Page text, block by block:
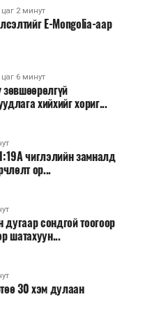
онцгойлон анхаарч
болгожээ.
бүртгэснээр мах
ил тод болно. Мөн
бусаар ашиглах
нэмэгдүүлэх,
гэж үзжээ.
шууд худалдан авах,
бүтээгдэхүүнээ
хүнсний ногооны нөөц
аж ахуйн нэгжүүдэд
цаг 2 минут
E-Mongolia-аар
цаг 6 минут
хийхийг хориг...
чиглэлийн замналд
ор...
сондгой тоогоор
шатахуун...
30 хэм дулаан